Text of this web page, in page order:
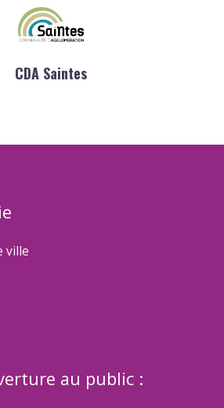
CDA Saintes
ville
au public :